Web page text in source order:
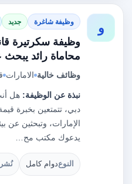
و وظيفة شاغرة جديد
وظيفة سكرتيرة
محاماة رائد
وظائف خالية الامارات
نبذة عن الوظيفة: هل
دبي، تتمتعين بخبرة
الإمارات، وتبحثين عن
يدعوك مكتب مح…
النوعدوام كامل